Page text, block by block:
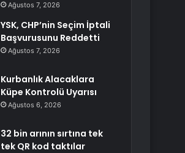
Ağustos 7, 2026
YSK, CHP’nin Seçim İptali
Başvurusunu Reddetti
Ağustos 7, 2026
Kurbanlık Alacaklara
Küpe Kontrolü Uyarısı
Ağustos 6, 2026
32 bin arının sırtına tek
tek QR kod taktılar